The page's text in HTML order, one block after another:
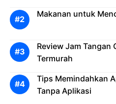
Makanan untuk
Review Jam Tangan
Termurah
Tips Memindahkan
Tanpa Aplikasi